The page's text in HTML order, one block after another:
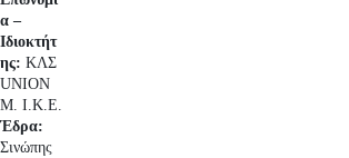
α –
Ιδιοκτήτ
ης: ΚΛΣ
UNION
Μ. Ι.Κ.Ε.
Έδρα:
Σινώπης